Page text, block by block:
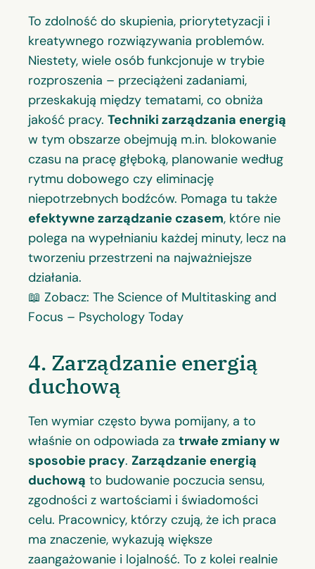
To zdolność do skupienia, priorytetyzacji i
kreatywnego rozwiązywania problemów.
Niestety, wiele osób funkcjonuje w trybie
rozproszenia – przeciążeni zadaniami,
przeskakują między tematami, co obniża
jakość pracy. Techniki zarządzania energią
w tym obszarze obejmują m.in. blokowanie
czasu na pracę głęboką, planowanie według
rytmu dobowego czy eliminację
niepotrzebnych bodźców. Pomaga tu także
efektywne zarządzanie czasem, które nie
polega na wypełnianiu każdej minuty, lecz na
tworzeniu przestrzeni na najważniejsze
działania.
📖 Zobacz: The Science of Multitasking and
Focus – Psychology Today
4. Zarządzanie energią
duchową
Ten wymiar często bywa pomijany, a to
właśnie on odpowiada za trwałe zmiany w
sposobie pracy. Zarządzanie energią
duchową to budowanie poczucia sensu,
zgodności z wartościami i świadomości
celu. Pracownicy, którzy czują, że ich praca
ma znaczenie, wykazują większe
zaangażowanie i lojalność. To z kolei realnie